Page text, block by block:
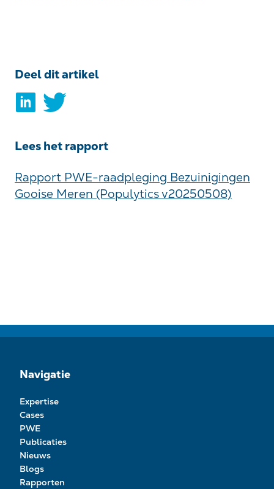
Deel dit artikel
Lees het rapport
Rapport PWE-raadpleging Bezuinigingen
Gooise Meren (Populytics v20250508)
Navigatie
Expertise
Cases
PWE
Publicaties
Nieuws
Blogs
Rapporten